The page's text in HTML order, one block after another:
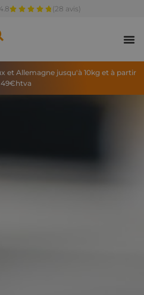
(28 avis)
et Allemagne jusqu'à 10kg et à partir